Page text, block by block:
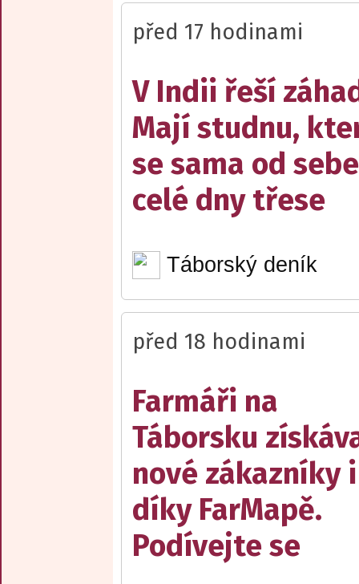
před 17 hodinami
V Indii řeší
Mají studnu,
se sama od sebe
celé dny třese
Táborský deník
před 18 hodinami
Farmáři na
Táborsku
nové zákazníky i
díky FarMapě.
Podívejte se